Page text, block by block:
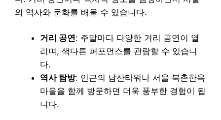
의 역사와 문화를 배울 수 있습니다.
거리 공연: 주말마다 다양한 거리 공연이 열
리며, 색다른 퍼포먼스를 관람할 수 있습니
다.
역사 탐방: 인근의 남산타워나 서울 북촌한옥
마을을 함께 방문하면 더욱 풍부한 경험이 됩
니다.